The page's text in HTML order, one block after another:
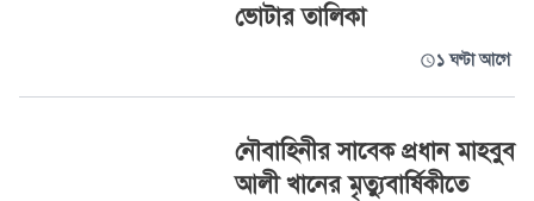
ভোটার তালিকা
১ ঘণ্টা আগে
নৌবাহিনীর সাবেক প্রধান মাহবুব
আলী খানের মৃত্যুবার্ষিকীতে